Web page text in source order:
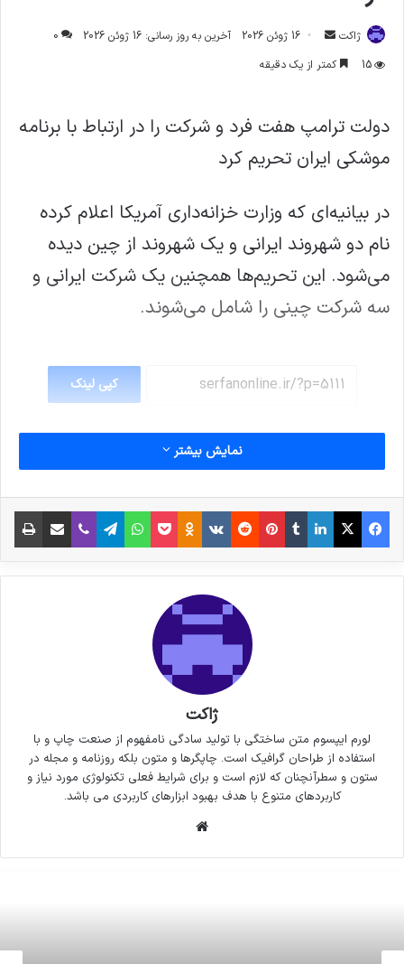
ژاکت
ارسال
ایمیل
16 ژوئن 2026 آخرین به روز رسانی: 16 ژوئن 2026
0
15
کمتر از یک دقیقه
دولت ترامپ هفت فرد و شرکت را در ارتباط با برنامه
موشکی ایران تحریم کرد
در بیانیه‌ای که وزارت خزانه‌داری آمریکا اعلام کرده
نام دو شهروند ایرانی و یک شهروند از چین دیده
می‌شود. این تحریم‌ها همچنین یک شرکت ایرانی و
سه شرکت چینی را شامل می‌شوند.
کپی لینک
نمایش بیشتر
فیس بوک X لینکدین
‫تامبلر‫پین‌ترست
‫رددیت‫VKontakte
‫Odnoklassniki
پاکتواتس آپ تلگراموایبر اشتراک گذاری از طریق ایمیل
ژاکت
لورم ایپسوم متن ساختگی با تولید سادگی نامفهوم از صنعت چاپ و با
استفاده از طراحان گرافیک است. چاپگرها و متون بلکه روزنامه و مجله در
ستون و سطرآنچنان که لازم است و برای شرایط فعلی تکنولوژی مورد نیاز و
کاربردهای متنوع با هدف بهبود ابزارهای کاربردی می باشد.